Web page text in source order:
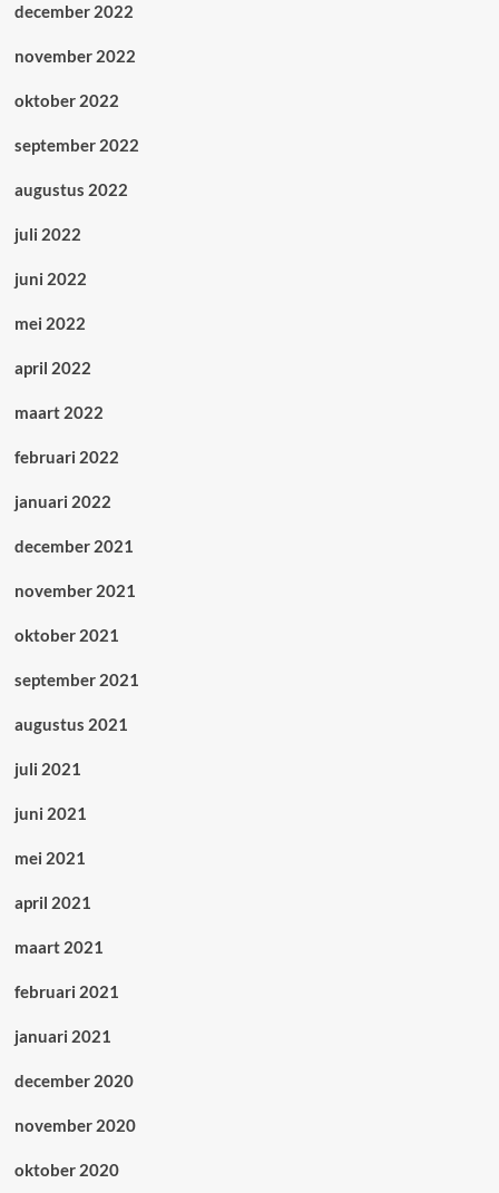
december 2022
november 2022
oktober 2022
september 2022
augustus 2022
juli 2022
juni 2022
mei 2022
april 2022
maart 2022
februari 2022
januari 2022
december 2021
november 2021
oktober 2021
september 2021
augustus 2021
juli 2021
juni 2021
mei 2021
april 2021
maart 2021
februari 2021
januari 2021
december 2020
november 2020
oktober 2020